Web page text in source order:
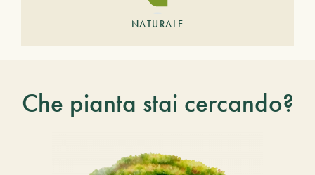
NATURALE
Che pianta stai cercando?